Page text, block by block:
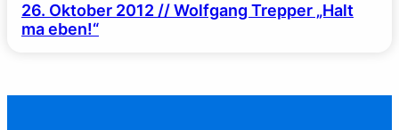
26. Oktober 2012 // Wolfgang Trepper „Halt
ma eben!“